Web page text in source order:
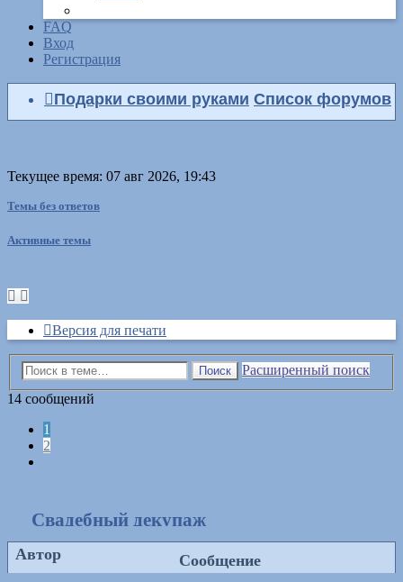
FAQ
Вход
Регистрация
Подарки своими руками Список форумов
Текущее время: 07 авг 2026, 19:43
Темы без ответов
Активные темы
Версия для печати
Поиск
Расширенный поиск
14 сообщений
1
2
Свадебный декупаж
Автор Сообщение